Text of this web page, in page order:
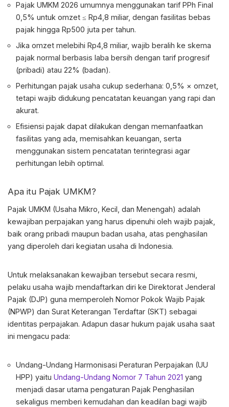
Pajak UMKM 2026 umumnya menggunakan tarif PPh Final
0,5% untuk omzet ≤ Rp4,8 miliar, dengan fasilitas bebas
pajak hingga Rp500 juta per tahun.
Jika omzet melebihi Rp4,8 miliar, wajib beralih ke skema
pajak normal berbasis laba bersih dengan tarif progresif
(pribadi) atau 22% (badan).
Perhitungan pajak usaha cukup sederhana: 0,5% × omzet,
tetapi wajib didukung pencatatan keuangan yang rapi dan
akurat.
Efisiensi pajak dapat dilakukan dengan memanfaatkan
fasilitas yang ada, memisahkan keuangan, serta
menggunakan sistem pencatatan terintegrasi agar
perhitungan lebih optimal.
Apa itu Pajak UMKM?
Pajak UMKM (Usaha Mikro, Kecil, dan Menengah) adalah
kewajiban perpajakan yang harus dipenuhi oleh wajib pajak,
baik orang pribadi maupun badan usaha, atas penghasilan
yang diperoleh dari kegiatan usaha di Indonesia.
Untuk melaksanakan kewajiban tersebut secara resmi,
pelaku usaha wajib mendaftarkan diri ke Direktorat Jenderal
Pajak (DJP) guna memperoleh Nomor Pokok Wajib Pajak
(NPWP) dan Surat Keterangan Terdaftar (SKT) sebagai
identitas perpajakan. Adapun dasar hukum pajak usaha saat
ini mengacu pada:
Undang-Undang Harmonisasi Peraturan Perpajakan (UU
HPP) yaitu Undang-Undang Nomor 7 Tahun 2021 yang
menjadi dasar utama pengaturan Pajak Penghasilan
sekaligus memberi kemudahan dan keadilan bagi wajib